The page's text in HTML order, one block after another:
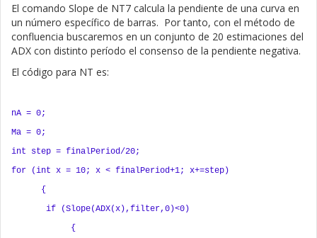
El comando Slope de NT7 calcula la pendiente de una curva en
un número específico de barras. Por tanto, con el método de
confluencia buscaremos en un conjunto de 20 estimaciones del
ADX con distinto período el consenso de la pendiente negativa.
El código para NT es:
nA = 0;
Ma = 0;
int step = finalPeriod/20;
for (int x = 10; x < finalPeriod+1; x+=step)
{
if (Slope(ADX(x),filter,0)<0)
{